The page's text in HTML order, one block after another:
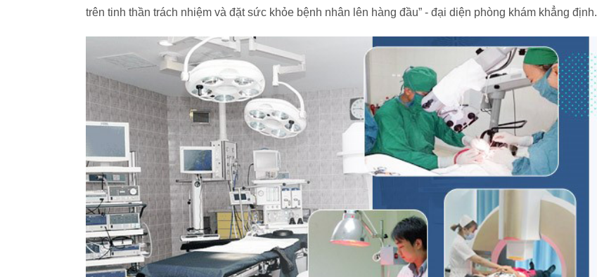
trên tinh thần trách nhiệm và đặt sức khỏe bệnh nhân lên hàng đầu” - đại diện phòng khám khẳng định.